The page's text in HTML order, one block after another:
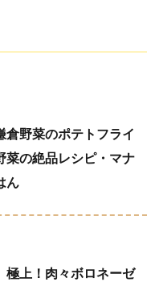
倉野菜のポテトフライ
菜の絶品レシピ・マナ
ん
極上！肉々ボロネーゼ